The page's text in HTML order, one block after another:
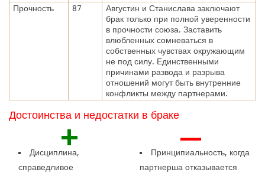
Прочность
87
Августин и Станислава заключают
брак только при полной уверенности
в прочности союза. Заставить
влюбленных сомневаться в
собственных чувствах окружающим
не под силу. Единственными
причинами развода и разрыва
отношений могут быть внутренние
конфликты между партнерами.
Достоинства и недостатки в браке
+
Дисциплина,
справедливое
—
Принципиальность, когда
партнерша отказывается